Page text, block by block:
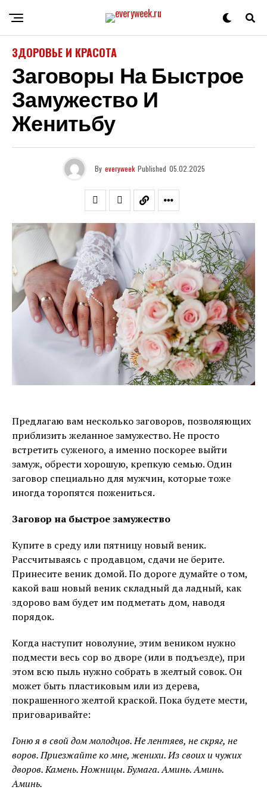
ЗДОРОВЬЕ И КРАСОТА
Заговоры На Быстрое
Замужество И
Женитьбу
By everyweek Published 05.02.2025
Предлагаю вам несколько заговоров, позволяющих
приблизить желанное замужество. Не просто
встретить суженого, а именно поскорее выйти
замуж, обрести хорошую, крепкую семью. Один
заговор специально для мужчин, которые тоже
иногда торопятся пожениться.
Заговор на быстрое замужество
Купите в среду или пятницу новый веник.
Рассчитываясь с продавцом, сдачи не берите.
Принесите веник домой. По дороге думайте о том,
какой ваш новый веник складный да ладный, как
здорово вам будет им подметать дом, наводя
порядок.
Когда наступит новолуние, этим веником нужно
подмести весь сор во дворе (или в подъезде), при
этом всю пыль нужно собрать в желтый совок. Он
может быть пластиковым или из дерева,
покрашенного желтой краской. Пока будете мести,
приговаривайте:
Гоню я в свой дом молодцов. Не лентяев, не скряг, не
воров. Приезжайте ко мне, женихи. Из своих и чужих
дворов. Камень. Ножницы. Бумага. Аминь. Аминь.
Аминь.